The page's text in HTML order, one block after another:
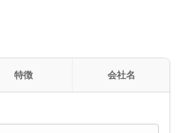
特徴 会社名